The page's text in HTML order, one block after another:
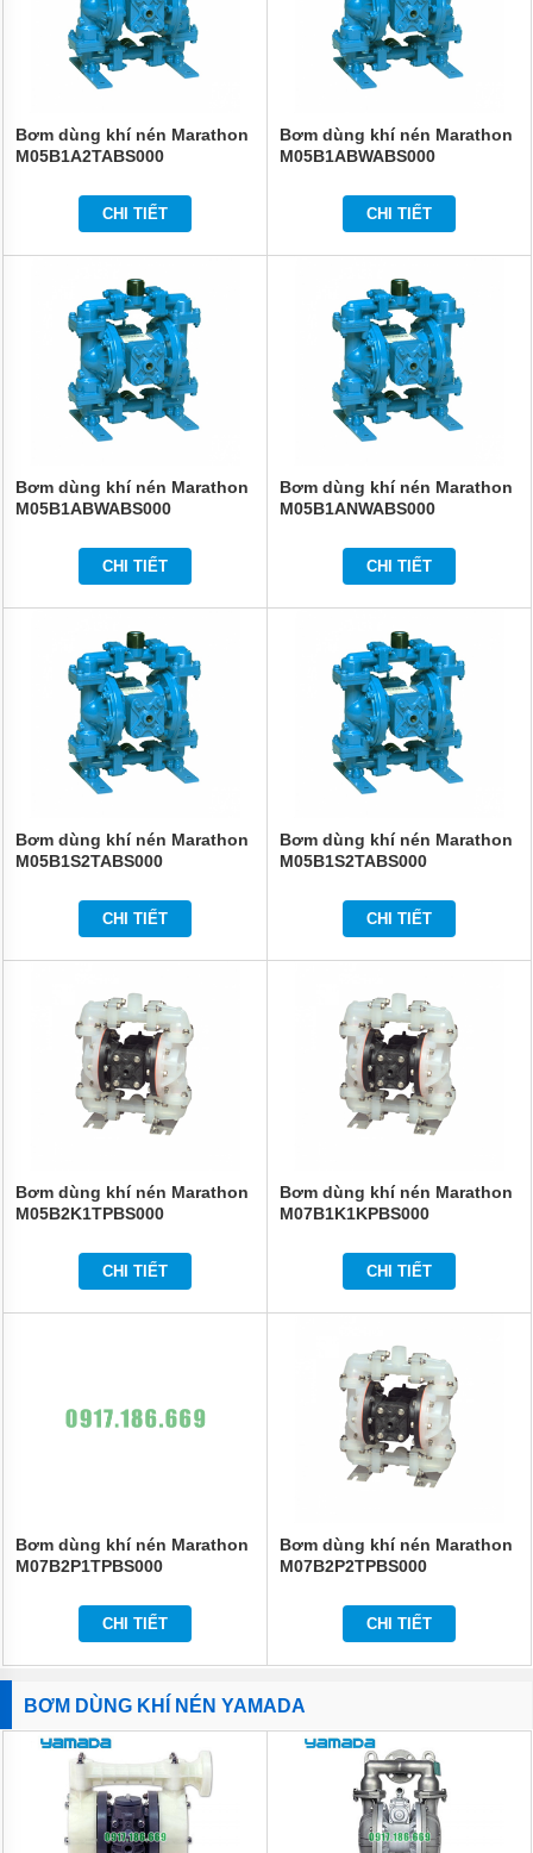
Bơm dùng khí nén Marathon
M05B1A2TABS000
CHI TIẾT
Bơm dùng khí nén Marathon
M05B1ABWABS000
CHI TIẾT
Bơm dùng khí nén Marathon
M05B1ABWABS000
CHI TIẾT
Bơm dùng khí nén Marathon
M05B1ANWABS000
CHI TIẾT
Bơm dùng khí nén Marathon
M05B1S2TABS000
CHI TIẾT
Bơm dùng khí nén Marathon
M05B1S2TABS000
CHI TIẾT
Bơm dùng khí nén Marathon
M05B2K1TPBS000
CHI TIẾT
Bơm dùng khí nén Marathon
M07B1K1KPBS000
CHI TIẾT
Bơm dùng khí nén Marathon
M07B2P1TPBS000
CHI TIẾT
Bơm dùng khí nén Marathon
M07B2P2TPBS000
CHI TIẾT
BƠM DÙNG KHÍ NÉN YAMADA